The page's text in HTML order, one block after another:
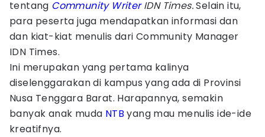
tentang Community WriterIDN Times.Selain itu,
para peserta juga mendapatkan informasi dan
dan kiat-kiat menulis dari Community Manager
IDN Times.
Ini merupakan yang pertama kalinya
diselenggarakan di kampus yang ada di Provinsi
Nusa Tenggara Barat. Harapannya, semakin
banyak anak muda NTB yang mau menulis ide-ide
kreatifnya.